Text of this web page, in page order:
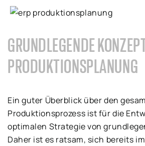
GRUNDLEGENDE
PRODUKTIONSPLANUNG
Ein guter Überblick über den
Produktionsprozess ist für die
optimalen Strategie von
Daher ist es ratsam, sich bereits